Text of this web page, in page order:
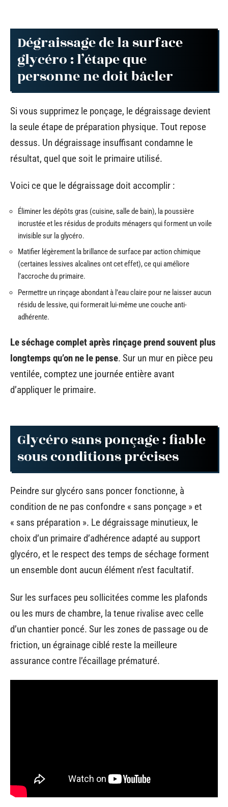
Dégraissage de la surface
glycéro : l’étape que
personne ne doit bâcler
Si vous supprimez le ponçage, le dégraissage devient
la seule étape de préparation physique. Tout repose
dessus. Un dégraissage insuffisant condamne le
résultat, quel que soit le primaire utilisé.
Voici ce que le dégraissage doit accomplir :
Éliminer les dépôts gras (cuisine, salle de bain), la poussière
incrustée et les résidus de produits ménagers qui forment un voile
invisible sur la glycéro.
Matifier légèrement la brillance de surface par action chimique
(certaines lessives alcalines ont cet effet), ce qui améliore
l’accroche du primaire.
Permettre un rinçage abondant à l’eau claire pour ne laisser aucun
résidu de lessive, qui formerait lui-même une couche anti-
adhérente.
Le séchage complet après rinçage prend souvent plus
longtemps qu’on ne le pense. Sur un mur en pièce peu
ventilée, comptez une journée entière avant
d’appliquer le primaire.
Glycéro sans ponçage : fiable
sous conditions précises
Peindre sur glycéro sans poncer fonctionne, à
condition de ne pas confondre « sans ponçage » et
« sans préparation ». Le dégraissage minutieux, le
choix d’un primaire d’adhérence adapté au support
glycéro, et le respect des temps de séchage forment
un ensemble dont aucun élément n’est facultatif.
Sur les surfaces peu sollicitées comme les plafonds
ou les murs de chambre, la tenue rivalise avec celle
d’un chantier poncé. Sur les zones de passage ou de
friction, un égrainage ciblé reste la meilleure
assurance contre l’écaillage prématuré.